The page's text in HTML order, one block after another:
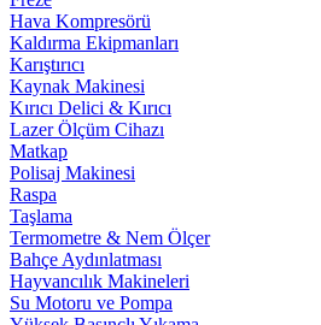
Hava Kompresörü
Kaldırma Ekipmanları
Karıştırıcı
Kaynak Makinesi
Kırıcı Delici & Kırıcı
Lazer Ölçüm Cihazı
Matkap
Polisaj Makinesi
Raspa
Taşlama
Termometre & Nem Ölçer
Bahçe Aydınlatması
Hayvancılık Makineleri
Su Motoru ve Pompa